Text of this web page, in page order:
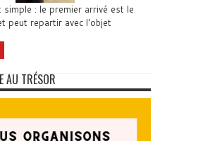
simple : le premier arrivé est le
peut repartir avec l'objet
AU TRÉSOR